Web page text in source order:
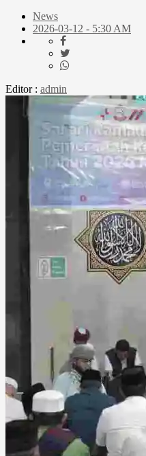
News
2026-03-12 - 5:30 AM
Editor : admin